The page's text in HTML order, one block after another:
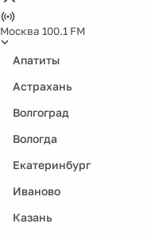
Москва 100.1 FM
Апатиты
Астрахань
Волгоград
Вологда
Екатеринбург
Иваново
Казань